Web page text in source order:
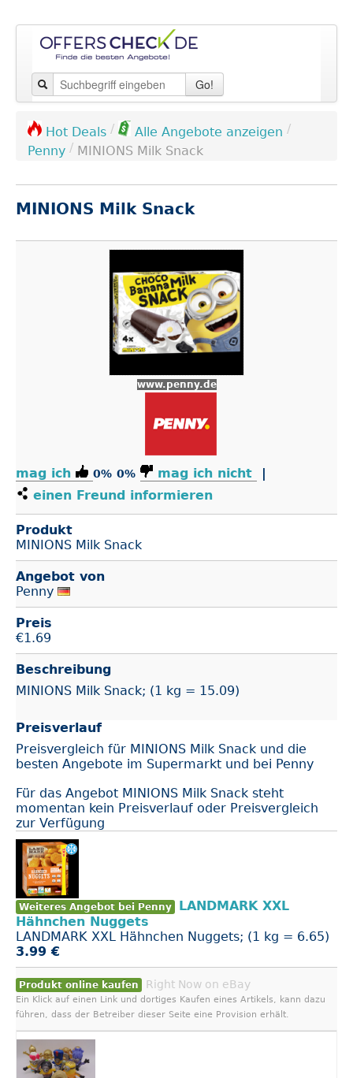
Go!
Hot Deals / Alle Angebote anzeigen /
Penny / MINIONS Milk Snack
MINIONS Milk Snack
www.penny.de
mag ich 0% 0% mag ich nicht
einen Freund informieren
Produkt
MINIONS Milk Snack
Angebot von
Penny
Preis
€1.69
Beschreibung
MINIONS Milk Snack; (1 kg = 15.09)
Preisverlauf
Preisvergleich für MINIONS Milk Snack und die
besten Angebote im Supermarkt und bei Penny
Für das Angebot MINIONS Milk Snack steht
momentan kein Preisverlauf oder Preisvergleich
zur Verfügung
Weiteres Angebot bei Penny
LANDMARK XXL
Hähnchen Nuggets
LANDMARK XXL Hähnchen Nuggets; (1 kg = 6.65)
3.99 €
Produkt online kaufen Right Now on eBay
Ein Klick auf einen Link und dortiges Kaufen eines Artikels, kann dazu
führen, dass der Betreiber dieser Seite eine Provision erhält.